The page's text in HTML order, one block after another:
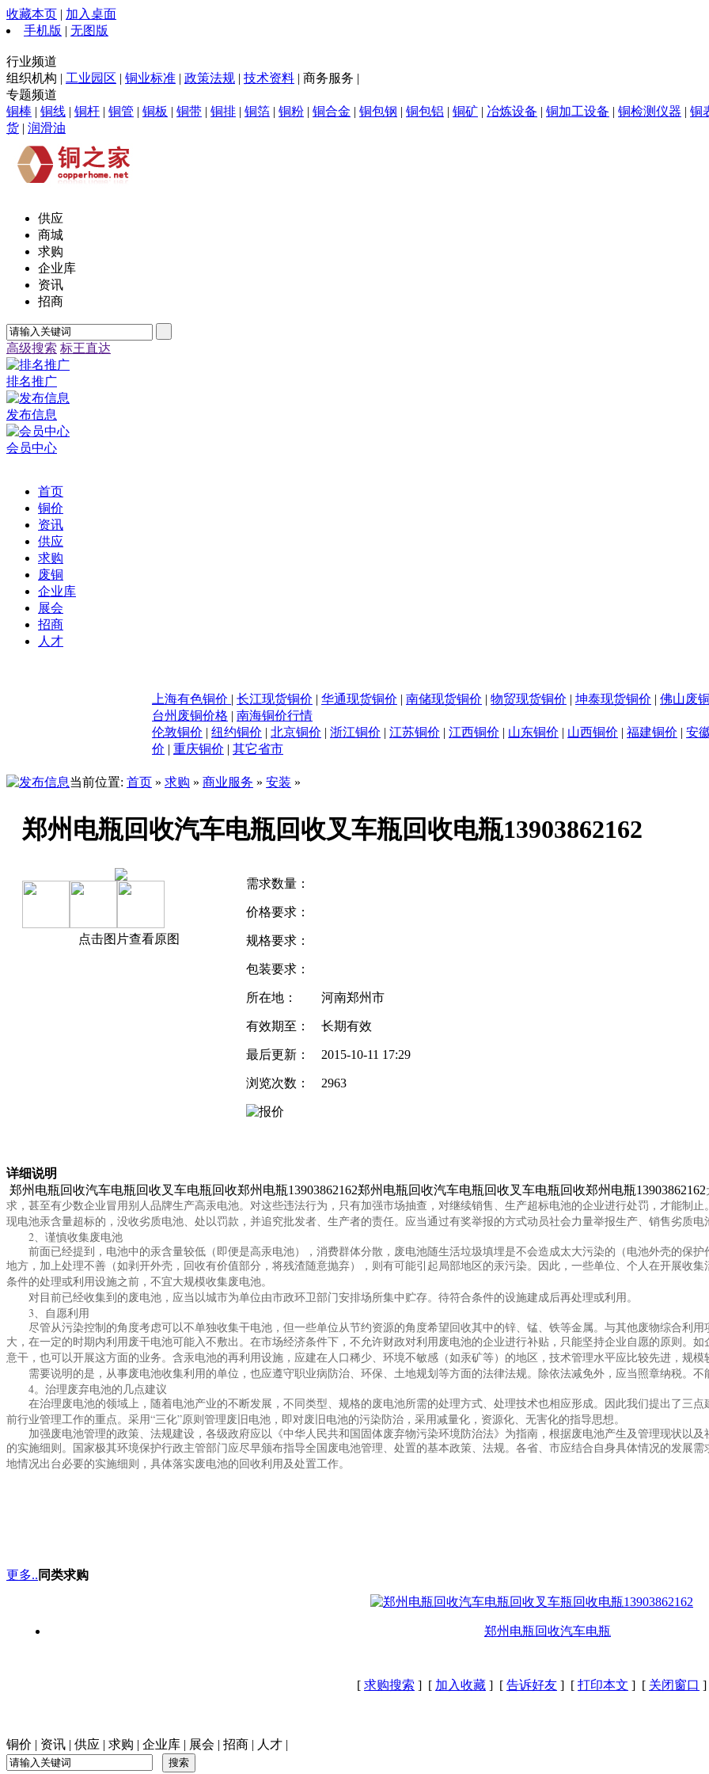
收藏本页 | 加入桌面
手机版 | 无图版
行业频道
组织机构 | 工业园区 | 铜业标准 | 政策法规 | 技术资料 | 商务服务 |
专题频道
铜棒 | 铜线 | 铜杆 | 铜管 | 铜板 | 铜带 | 铜排 | 铜箔 | 铜粉 | 铜合金 | 铜包钢 | 铜包铝 | 铜矿 | 冶炼设备 | 铜加工设备 | 铜检测仪器 | 铜
货 | 润滑油
供应
商城
求购
企业库
资讯
招商
高级搜索 标王直达
排名推广
发布信息
会员中心
首页
铜价
资讯
供应
求购
废铜
企业库
展会
招商
人才
上海有色铜价 | 长江现货铜价 | 华通现货铜价 | 南储现货铜价 | 物贸现货铜价 | 坤泰现货铜价 | 佛山废
台州废铜价格 | 南海铜价行情
伦敦铜价 | 纽约铜价 | 北京铜价 | 浙江铜价 | 江苏铜价 | 江西铜价 | 山东铜价 | 山西铜价 | 福建铜价 | 安
价 | 重庆铜价 | 其它省市
当前位置: 首页 » 求购 » 商业服务 » 安装 »
郑州电瓶回收汽车电瓶回收叉车瓶回收电瓶13903862162
点击图片查看原图
需求数量：
价格要求：
规格要求：
包装要求：
所在地： 河南郑州市
有效期至： 长期有效
最后更新： 2015-10-11 17:29
浏览次数： 2963
详细说明
郑州电瓶回收汽车电瓶回收叉车电瓶回收郑州电瓶13903862162郑州电瓶回收汽车电瓶回收叉车电瓶回收郑州电瓶13903862162
求，甚至有少数企业冒用别人品牌生产高汞电池。对这些违法行为，只有加强市场抽查，对继续销售、生产超标电池的企业进行处罚，才能制
现电池汞含量超标的，没收劣质电池、处以罚款，并追究批发者、生产者的责任。应当通过有奖举报的方式动员社会力量举报生产、销售劣质电
2 、谨慎收集废电池
前面已经提到，电池中的汞含量较低（即便是高汞电池），消费群体分散，废电池随生活垃圾填埋是不会造成太大污染的（电池外壳的保护
地方，加上处理不善（如剥开外壳，回收有价值部分，将残渣随意抛弃），则有可能引起局部地区的汞污染。因此，一些单位、个人在开展收
条件的处理或利用设施之前，不宜大规模收集废电池。
对目前已经收集到的废电池，应当以城市为单位由市政环卫部门安排场所集中贮存。待符合条件的设施建成后再处理或利用。
3 、自愿利用
尽管从污染控制的角度考虑可以不单独收集干电池，但一些单位从节约资源的角度希望回收其中的锌、锰、铁等金属。与其他废物综合利
大，在一定的时期内利用废干电池可能入不敷出。在市场经济条件下，不允许财政对利用废电池的企业进行补贴，只能坚持企业自愿的原则。
意干，也可以开展这方面的业务。含汞电池的再利用设施，应建在人口稀少、环境不敏感（如汞矿等）的地区，技术管理水平应比较先进，规模
需要说明的是，从事废电池收集利用的单位，也应遵守职业病防治、环保、土地规划等方面的法律法规。除依法减免外，应当照章纳税。不
4。治理废弃电池的几点建议
在治理废电池的领域上，随着电池产业的不断发展，不同类型、规格的废电池所需的处理方式、处理技术也相应形成。因此我们提出了三点
前行业管理工作的重点。采用“三化”原则管理废旧电池，即对废旧电池的污染防治，采用减量化，资源化、无害化的指导思想。
加强废电池管理的政策、法规建设，各级政府应以《中华人民共和国固体废弃物污染环境防治法》为指南，根据废电池产生及管理现状以
的实施细则。国家极其环境保护行政主管部门应尽早颁布指导全国废电池管理、处置的基本政策、法规。各省、市应结合自身具体情况的发展
地情况出台必要的实施细则，具体落实废电池的回收利用及处置工作。
更多.. 同类求购
郑州电瓶回收汽车电瓶
[ 求购搜索 ] [ 加入收藏 ] [ 告诉好友 ] [ 打印本文 ] [ 关闭窗口 ]
铜价 | 资讯 | 供应 | 求购 | 企业库 | 展会 | 招商 | 人才 |